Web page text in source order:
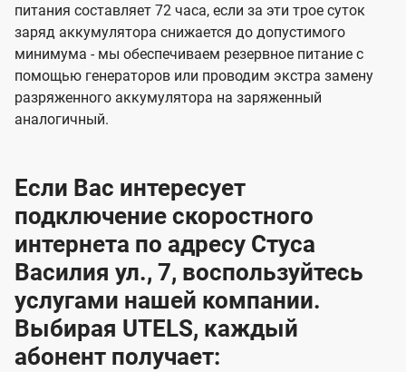
питания составляет 72 часа, если за эти трое суток
заряд аккумулятора снижается до допустимого
минимума - мы обеспечиваем резервное питание с
помощью генераторов или проводим экстра замену
разряженного аккумулятора на заряженный
аналогичный.
Если Вас интересует
подключение скоростного
интернета по адресу Стуса
Василия ул., 7, воспользуйтесь
услугами нашей компании.
Выбирая UTELS, каждый
абонент получает: